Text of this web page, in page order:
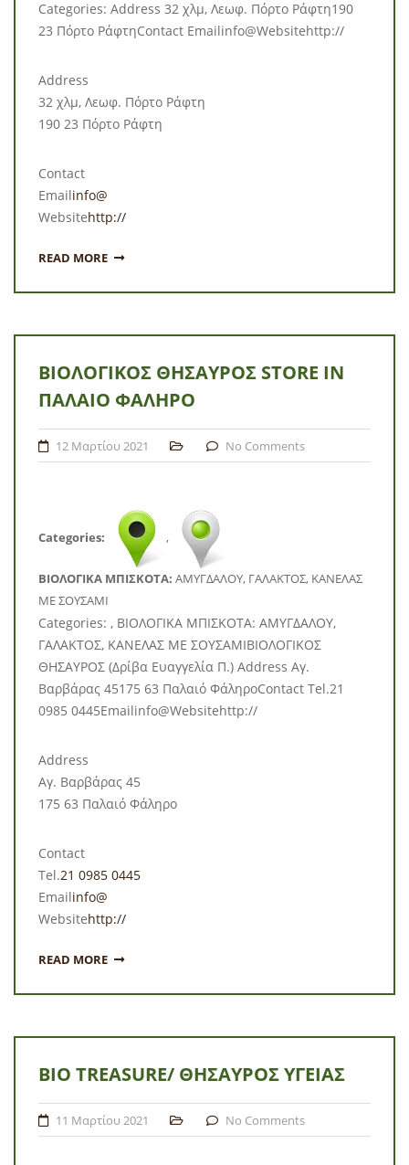
Categories: Address 32 χλμ, Λεωφ. Πόρτο Ράφτη190
23 Πόρτο ΡάφτηContact Emailinfo@Websitehttp://
Address
32 χλμ, Λεωφ. Πόρτο Ράφτη
190 23 Πόρτο Ράφτη
Contact
Emailinfo@
Websitehttp://
READ MORE
ΒΙΟΛΟΓΙΚΟΣ ΘΗΣΑΥΡΟΣ STORE IN
ΠΑΛΑΙΌ ΦΆΛΗΡΟ
12 Μαρτίου 2021 No Comments
Categories: ,
BΙΟΛΟΓΙΚΑ ΜΠΙΣΚΟΤΑ: ΑΜΥΓΔΑΛΟΥ, ΓΑΛΑΚΤΟΣ, ΚΑΝΕΛΑΣ
ΜΕ ΣΟΥΣΑΜΙ
Categories: , BΙΟΛΟΓΙΚΑ ΜΠΙΣΚΟΤΑ: ΑΜΥΓΔΑΛΟΥ,
ΓΑΛΑΚΤΟΣ, ΚΑΝΕΛΑΣ ΜΕ ΣΟΥΣΑΜΙΒΙΟΛΟΓΙΚΟΣ
ΘΗΣΑΥΡΟΣ (Δρίβα Ευαγγελία Π.) Address Αγ.
Βαρβάρας 45175 63 Παλαιό ΦάληροContact Tel.21
0985 0445Emailinfo@Websitehttp://
Address
Αγ. Βαρβάρας 45
175 63 Παλαιό Φάληρο
Contact
Tel.21 0985 0445
Emailinfo@
Websitehttp://
READ MORE
BIO TREASURE/ ΘΗΣΑΥΡΌΣ ΥΓΕΊΑΣ
11 Μαρτίου 2021 No Comments